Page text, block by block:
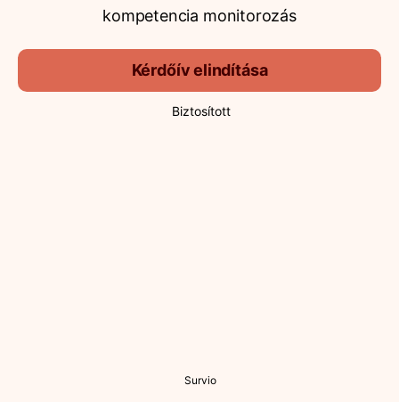
kompetencia monitorozás
Kérdőív elindítása
Biztosított
Survio